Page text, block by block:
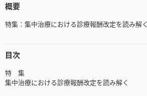
概要
特集：集中治療における診療報酬改定を読み解く
目次
特 集
集中治療における診療報酬改定を読み解く